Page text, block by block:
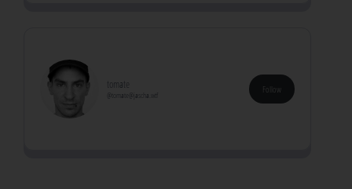
tomate
@tomate@jascha.wtf
Follow